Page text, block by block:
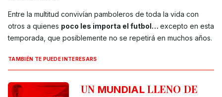
Entre la multitud convivían pamboleros de toda la vida con
otros a quienes poco les importa el futbol… excepto en esta
temporada, que posiblemente no se repetirá en muchos años.
TAMBIÉN TE PUEDE INTERESARS
UN MUNDIALLLENO DE